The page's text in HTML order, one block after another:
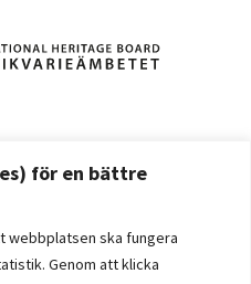
för en bättre
webbplatsen ska fungera
Genom att klicka